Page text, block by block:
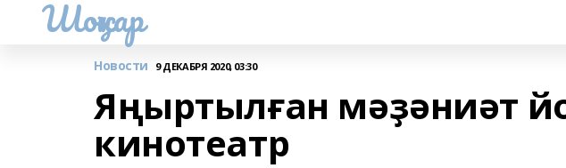
Шоңҡар
Новости 9 ДЕКАБРЯ 2020, 03:30
Яңыртылған мәҙәниәт
кинотеатр